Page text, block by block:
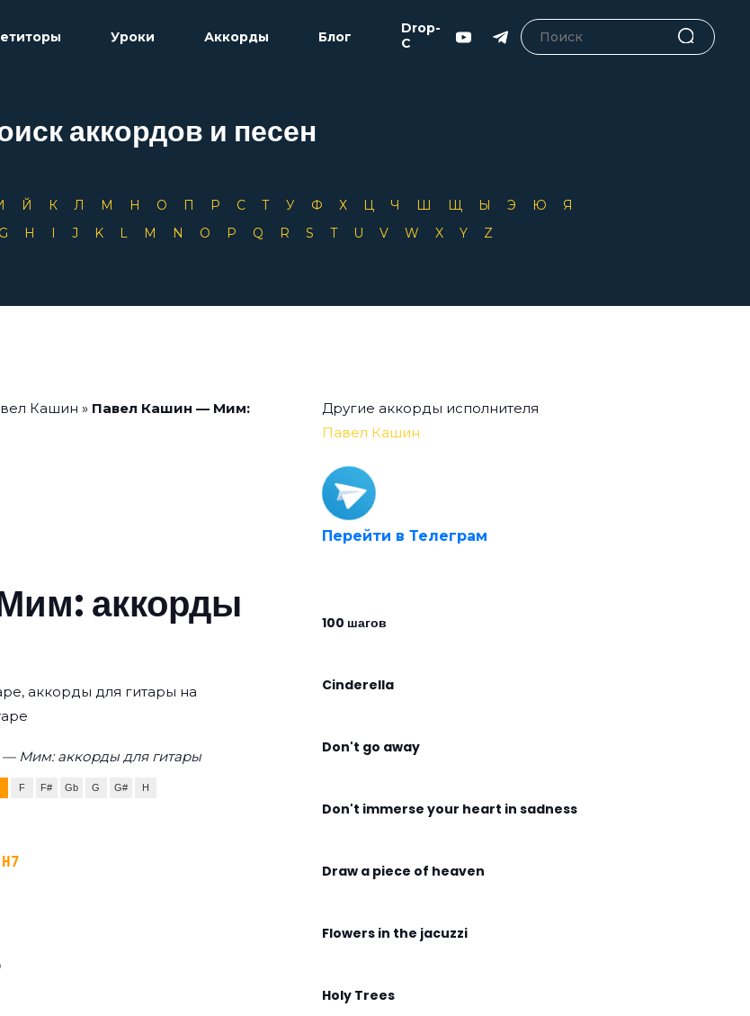
Уроки Аккорды Блог
Drop-
C
аккордов и песен
Й К Л М Н О П Р С Т У Ф Х Ц Ч Ш Щ Ы Э Ю
Я
G H I J K L M N O P Q R S T U V W X Y Z
Кашин » Павел Кашин — Мим:
аккорды
аккорды для гитары на
Мим: аккорды для гитары
F F# Gb G G# H
H7
Другие аккорды исполнителя
Павел Кашин
Перейти в Телеграм
100 шагов
Cinderella
Don't go away
Don't immerse your heart in sadness
Draw a piece of heaven
Flowers in the jacuzzi
Holy Trees